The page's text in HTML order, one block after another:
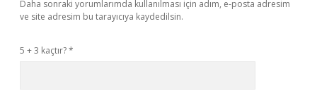
Daha sonraki yorumlarımda kullanılması için adım, e-posta adresim
ve site adresim bu tarayıcıya kaydedilsin.
5 + 3 kaçtır?*